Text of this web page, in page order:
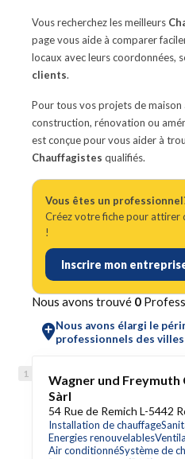
Vous recherchez les meilleurs
page vous aide à comparer
locaux avec leurs coordonnées,
clients.
Pour tous vos projets de maison
construction, rénovation ou
est conçue pour vous aider à
Chauffagistes qualifiés.
Vous êtes un
Créez votre fiche pour attirer
!
Inscrire mon
Nous avons trouvé 0
Nous avons élargi le
professionnels des
Wagner und
Sàrl
54 Rue de Remich L-5442
Installation de chauffage
Energies renouvelables
Air conditionnéSystème de